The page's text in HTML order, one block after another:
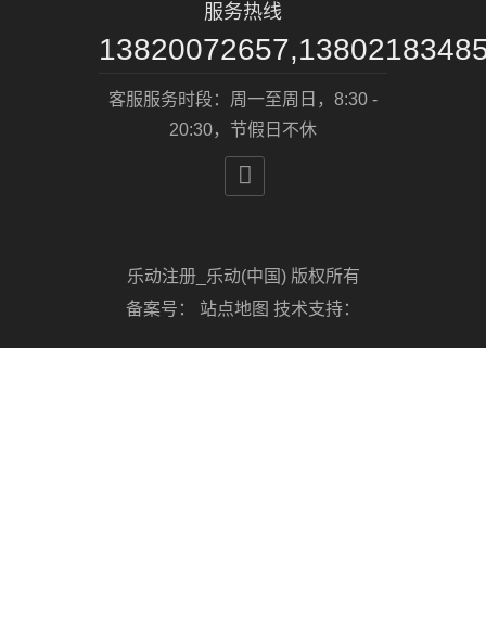
服务热线
客服服务时段：周一至周日，8:30 -
20:30，节假日不休

乐动注册_乐动(中国) 版权所有
备案号： 站点地图 技术支持：